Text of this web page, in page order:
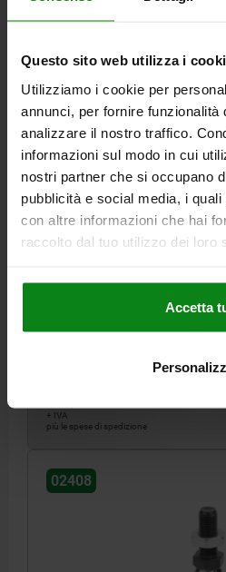
Questo sito web utilizza i
Utilizziamo i cookie per
annunci, per fornire funzionalità
analizzare il nostro traffico.
informazioni sul modo in cui
nostri partner che si occupano
pubblicità e social media, i
con altre informazioni che hai
raccolto dal tuo utilizzo dei loro
Accetta
02408
SFERA DI BLOCCAGGIO PER
FORMA:C, ACCIAIO, D=25,4
FORMA=C DIMENSIONI=25
L=24,8
SW=36
+ IVA
più le spese di spedizione
02408